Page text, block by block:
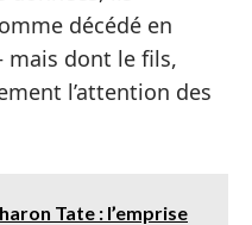
décédé en
mais dont le fils,
l’attention des
Tate : l’emprise